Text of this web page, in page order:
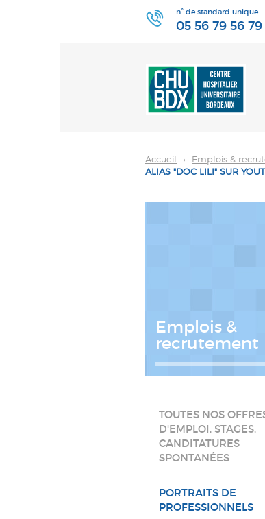
n° de standard unique
05 56 79 56 79
Accueil › Emplois &
ALIAS "DOC LILI" SUR
Emplois &
recrutement
TOUTES NOS
D'EMPLOI, STAGES,
CANDITATURES
SPONTANÉES
PORTRAITS DE
PROFESSIONNELS